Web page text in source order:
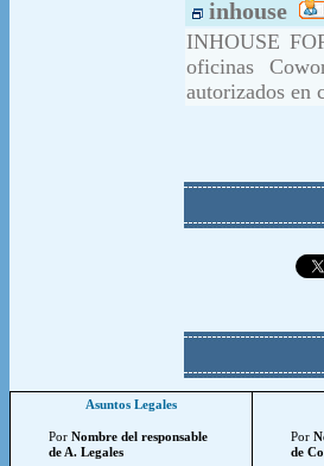
inhouse
INHOUSE
oficinas
autorizados en
Asuntos Legales
Por Nombre del responsable
de A. Legales
Por
de